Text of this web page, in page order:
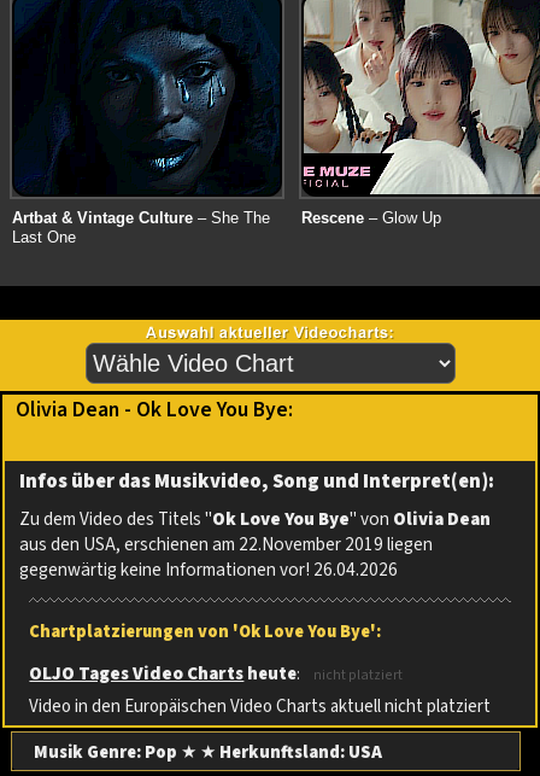
Artbat & Vintage Culture – She The
Last One
Rescene – Glow Up
Olivia Dean - Ok Love You Bye:
Infos über das Musikvideo, Song und Interpret(en):
Zu dem Video des Titels "Ok Love You Bye" von Olivia Dean
aus den USA, erschienen am 22.November 2019 liegen
gegenwärtig keine Informationen vor! 26.04.2026
Chartplatzierungen von 'Ok Love You Bye':
OLJO Tages Video Chartsheute: nicht platziert
Video in den Europäischen Video Charts aktuell nicht platziert
Musik Genre: Pop ★ ★ Herkunftsland:USA